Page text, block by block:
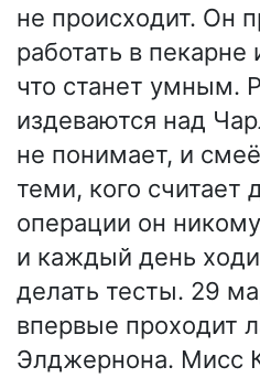
не происходит. Он
работать в пекарне
что станет умным.
издеваются над
не понимает, и
теми, кого считает
операции он
и каждый день
делать тесты. 29
впервые проходит
Элджернона. Мисс